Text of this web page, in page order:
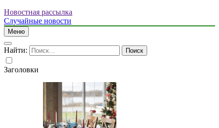
Новостная рассылка
Случайные новости
Меню
Найти:
Заголовки